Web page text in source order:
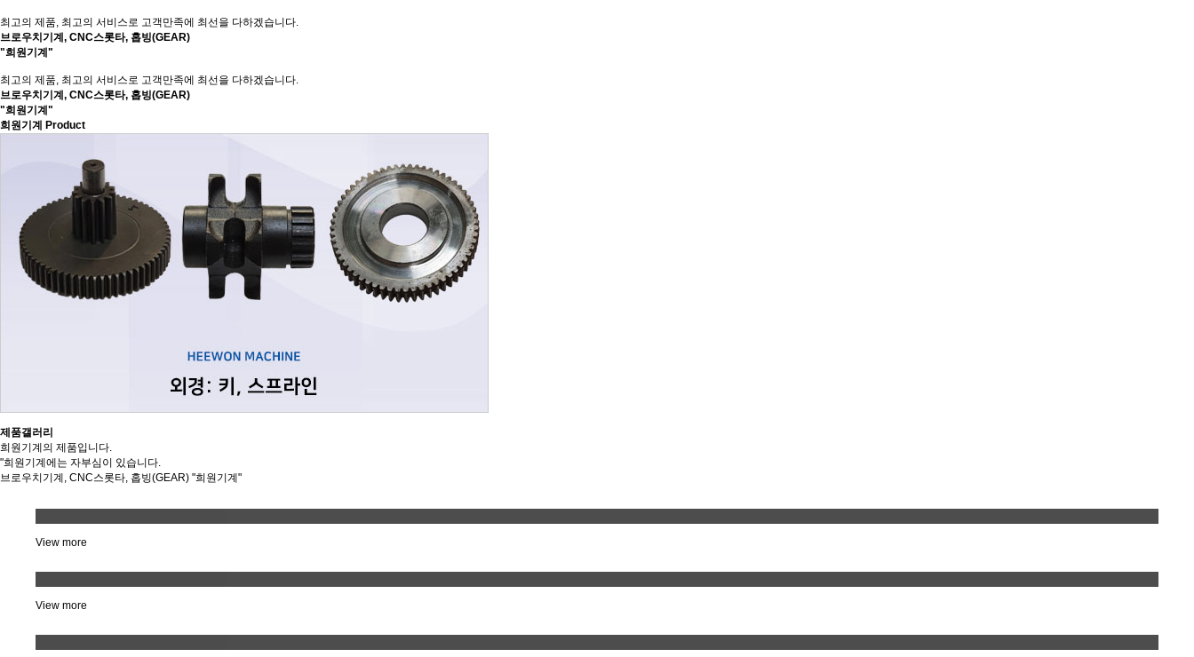
최고의 제품, 최고의 서비스로 고객만족에 최선을 다하겠습니다.
브로우치기계, CNC스롯타, 홉빙(GEAR)
"희원기계"
최고의 제품, 최고의 서비스로 고객만족에 최선을 다하겠습니다.
브로우치기계, CNC스롯타, 홉빙(GEAR)
"희원기계"
희원기계
Product
제품갤러리
희원기계의 제품입니다.
"희원기계에는 자부심이 있습니다.
브로우치기계, CNC스롯타, 홉빙(GEAR) "희원기계"
View more
View more